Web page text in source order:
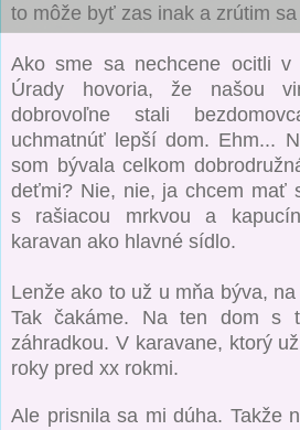
to môže byť zas inak a zrútim
Ako sme sa nechcene ocitli v
Úrady hovoria, že našou
dobrovoľne stali
uchmatnúť lepší dom. Ehm...
som bývala celkom
deťmi? Nie, nie, ja chcem mať
s rašiacou mrkvou a
karavan ako hlavné sídlo.
Lenže ako to už u mňa býva,
Tak čakáme. Na ten dom s
záhradkou. V karavane, ktorý
roky pred xx rokmi.
Ale prisnila sa mi dúha. Takže